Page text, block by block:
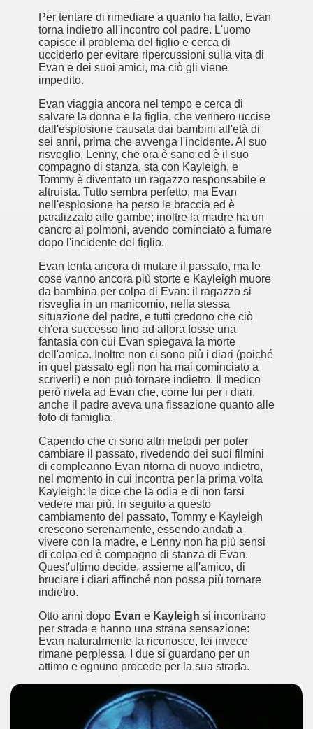
Per tentare di rimediare a quanto ha fatto, Evan
torna indietro all'incontro col padre. L'uomo
capisce il problema del figlio e cerca di
ucciderlo per evitare ripercussioni sulla vita di
Evan e dei suoi amici, ma ciò gli viene
impedito.
Evan viaggia ancora nel tempo e cerca di
salvare la donna e la figlia, che vennero uccise
dall'esplosione causata dai bambini all'età di
sei anni, prima che avvenga l'incidente. Al suo
risveglio, Lenny, che ora è sano ed è il suo
compagno di stanza, sta con Kayleigh, e
Tommy è diventato un ragazzo responsabile e
altruista. Tutto sembra perfetto, ma Evan
nell'esplosione ha perso le braccia ed è
paralizzato alle gambe; inoltre la madre ha un
cancro ai polmoni, avendo cominciato a fumare
dopo l'incidente del figlio.
Evan tenta ancora di mutare il passato, ma le
cose vanno ancora più storte e Kayleigh muore
da bambina per colpa di Evan: il ragazzo si
risveglia in un manicomio, nella stessa
situazione del padre, e tutti credono che ciò
ch'era successo fino ad allora fosse una
fantasia con cui Evan spiegava la morte
dell'amica. Inoltre non ci sono più i diari (poiché
in quel passato egli non ha mai cominciato a
scriverli) e non può tornare indietro. Il medico
però rivela ad Evan che, come lui per i diari,
anche il padre aveva una fissazione quanto alle
foto di famiglia.
Capendo che ci sono altri metodi per poter
cambiare il passato, rivedendo dei suoi filmini
di compleanno Evan ritorna di nuovo indietro,
nel momento in cui incontra per la prima volta
Kayleigh: le dice che la odia e di non farsi
vedere mai più. In seguito a questo
cambiamento del passato, Tommy e Kayleigh
crescono serenamente, essendo andati a
vivere con la madre, e Lenny non ha più sensi
di colpa ed è compagno di stanza di Evan.
Quest'ultimo decide, assieme all'amico, di
bruciare i diari affinché non possa più tornare
indietro.
Otto anni dopo Evan e Kayleigh si incontrano
per strada e hanno una strana sensazione:
Evan naturalmente la riconosce, lei invece
rimane perplessa. I due si guardano per un
attimo e ognuno procede per la sua strada.
Se Ti Piacciono nel mese di Giugno 2014.
Se Ti Piacciono nel mese di Luglio 2014.